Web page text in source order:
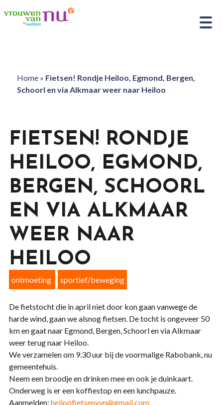
Home» Fietsen! Rondje Heiloo, Egmond, Bergen,
Schoorl en via Alkmaar weer naar Heiloo
FIETSEN! RONDJE
HEILOO, EGMOND,
BERGEN, SCHOORL
EN VIA ALKMAAR
WEER NAAR
HEILOO
ontmoeting sportief/beweging
De fietstocht die in april niet door kon gaan vanwege de
harde wind, gaan we alsnog fietsen. De tocht is ongeveer 50
km en gaat naar Egmond, Bergen, Schoorl en via Alkmaar
weer terug naar Heiloo.
We verzamelen om 9.30 uur bij de voormalige Rabobank, nu
gemeentehuis.
Neem een broodje en drinken mee en ook je duinkaart.
Onderweg is er een koffiestop en een lunchpauze.
Aanmelden: heiloofietsenvvn@gmail.com